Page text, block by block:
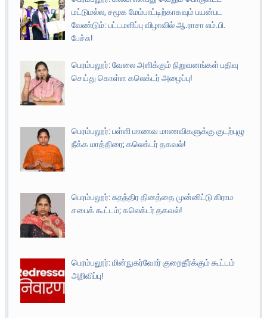
மட்டுமல்ல, சமூக மேம்பாட்டிற்காகவும் பயன்பட
வேண்டும்: பட்டமளிப்பு விழாவில் ஆ.ராசா எம்.பி.
பேச்சு!
பெரம்பலூர்: வேலை அளிக்கும் நிறுவனங்கள் பதிவு
செய்து கொள்ள கலெக்டர் அழைப்பு!
பெரம்பலூர்: பள்ளி மாணவ மாணவிகளுக்கு குடற்புழு
நீக்க மாத்திரை; கலெக்டர் தகவல்!
பெரம்பலூர்: சுதந்திர தினத்தை முன்னிட்டு கிராம
சபைக் கூட்டம்; கலெக்டர் தகவல்!
பெரம்பலூர்: மின்நுகர்வோர் குறைதீர்க்கும் கூட்டம்
அறிவிப்பு!